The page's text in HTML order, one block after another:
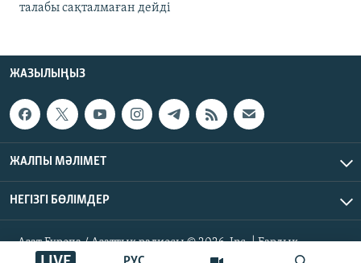
талабы сақталмаған дейді
ЖАЗЫЛЫҢЫЗ
ЖАЛПЫ МӘЛІМЕТ
НЕГІЗГІ БӨЛІМДЕР
Азат Еуропа / Азаттық радиосы © 2026, Inc. | Барлық
құқықтары қорғалған